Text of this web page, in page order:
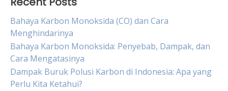
Bahaya Karbon Monoksida (CO) dan Cara
Menghindarinya
Bahaya Karbon Monoksida: Penyebab, Dampak, dan
Cara Mengatasinya
Dampak Buruk Polusi Karbon di Indonesia: Apa yang
Perlu Kita Ketahui?